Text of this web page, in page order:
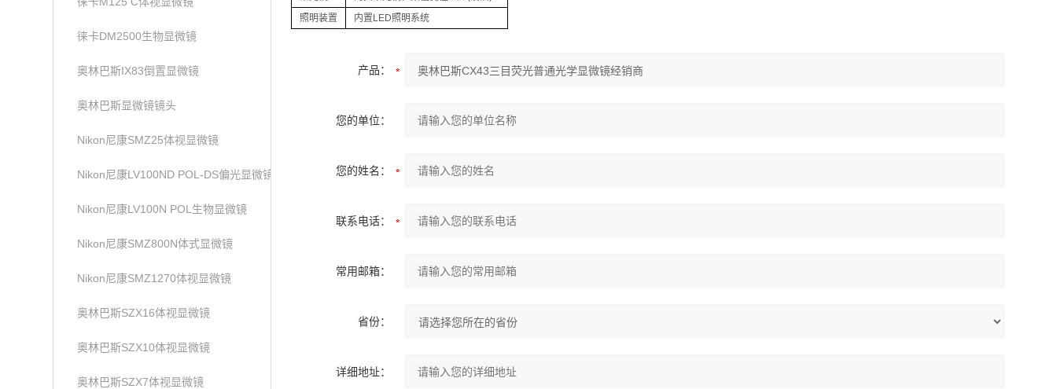
徕卡DM2500生物显微镜
奥林巴斯IX83倒置显微镜
奥林巴斯显微镜镜头
Nikon尼康SMZ25体视显微镜
Nikon尼康LV100ND POL-DS偏光显微镜
Nikon尼康LV100N POL生物显微镜
Nikon尼康SMZ800N体式显微镜
Nikon尼康SMZ1270体视显微镜
奥林巴斯SZX16体视显微镜
奥林巴斯SZX10体视显微镜
奥林巴斯SZX7体视显微镜
照明装置
内置LED照明系统
产品：
您的单位：
您的姓名：
联系电话：
常用邮箱：
省份：
详细地址：